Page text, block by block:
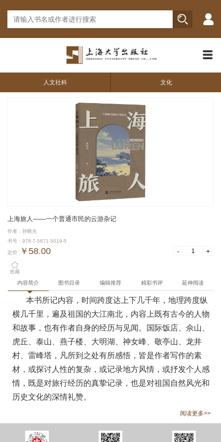
人文社科 文化
上海旅人——一个普通市民的云游杂记
作者：孙晓光
书号：978-7-5671-5019-5
定价 ￥58.00 - +
收藏
内容简介 图书目录 编辑推荐 精彩书评 延伸阅读
本书所记内容，时间跨度达上下几千年，地理跨度纵
横几千里，遍及祖国的大江南北，内容上既有古今的人物
和故事，也有作者自身的经历与见闻。国际饭店、佘山、
虎丘、泰山、燕子楼、大明湖、神女峰、敬亭山、龙井
村、雷峰塔，凡所到之处有所感悟，皆是作者写作的素
材，或探讨人性的复杂，或记录地方风情，或抒发个人感
情，既是对旅行经历的真挚记录，也是对祖国自然风光和
历史文化的深情礼赞。
阅读更多>>